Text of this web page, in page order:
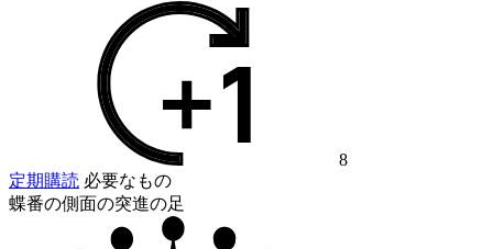
8
定期購読 必要なもの
蝶番の側面の突進の足